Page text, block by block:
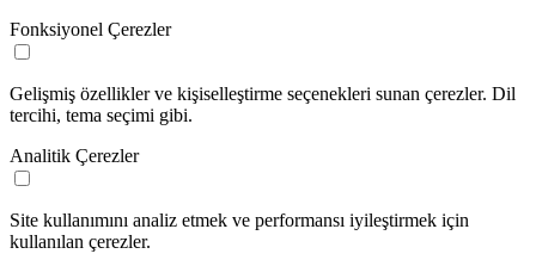
Fonksiyonel Çerezler
Gelişmiş özellikler ve kişiselleştirme seçenekleri sunan çerezler. Dil
tercihi, tema seçimi gibi.
Analitik Çerezler
Site kullanımını analiz etmek ve performansı iyileştirmek için
kullanılan çerezler.